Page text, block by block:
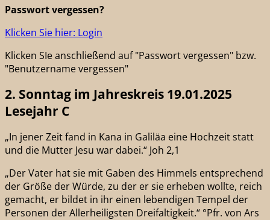
Passwort vergessen?
Klicken Sie hier: Login
Klicken SIe anschließend auf "Passwort vergessen" bzw.
"Benutzername vergessen"
2. Sonntag im Jahreskreis 19.01.2025
Lesejahr C
„In jener Zeit fand in Kana in Galiläa eine Hochzeit statt
und die Mutter Jesu war dabei.“ Joh 2,1
„Der Vater hat sie mit Gaben des Himmels entsprechend
der Größe der Würde, zu der er sie erheben wollte, reich
gemacht, er bildet in ihr einen lebendigen Tempel der
Personen der Allerheiligsten Dreifaltigkeit.“ °Pfr. von Ars